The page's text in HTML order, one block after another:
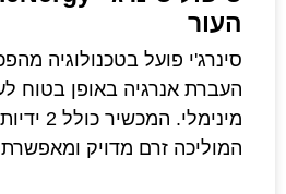
העור
סינרג'י פועל בטכנולוגיה
העברת אנרגיה באופן בטוח
המוליכה זרם מדויק